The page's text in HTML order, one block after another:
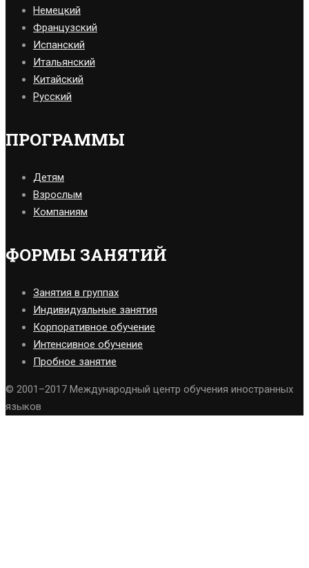
Немецкий
Французский
Испанский
Итальянский
Китайский
Русский
ПРОГРАММЫ
Детям
Взрослым
Компаниям
ФОРМЫ ЗАНЯТИЙ
Занятия в группах
Индивидуальные занятия
Корпоративное обучение
Интенсивное обучение
Пробное занятие
© 2001–2017 Международный центр обучения иностранных
языков